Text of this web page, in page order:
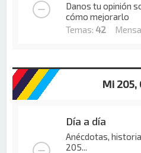
Danos tu opinión
cómo mejorarlo
Temas:42
Mi 205,
Día a día
Anécdotas,
205...